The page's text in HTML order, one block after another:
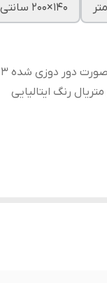
۱۴۰×۲۰۰ سانتی متر